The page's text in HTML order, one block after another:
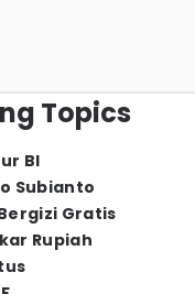
Topics
BI
Subianto
Gratis
Rupiah